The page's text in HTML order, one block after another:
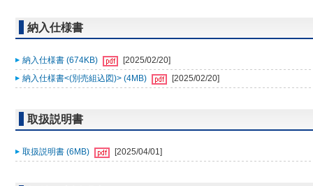
納入仕様書
納入仕様書 (674KB)
[2025/02/20]
納入仕様書<(別売組込図)> (4MB)
[2025/02/20]
取扱説明書
取扱説明書 (6MB) [2025/04/01]